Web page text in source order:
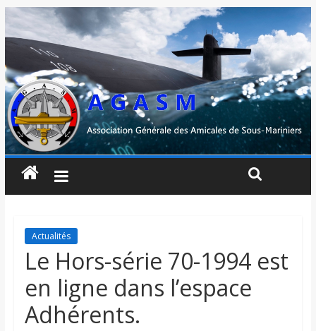
Actualités
Le Hors-série 70-1994 est
en ligne dans l’espace
Adhérents.